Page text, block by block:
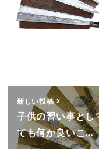
新しい投稿
子供の習い事とし
ても何か良いこ…